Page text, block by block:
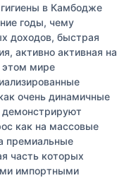
в Камбодже
годы, чему
доходов, быстрая
активно активная на
этом мире
очень динамичные
как на массовые
премиальные
часть которых
импортными